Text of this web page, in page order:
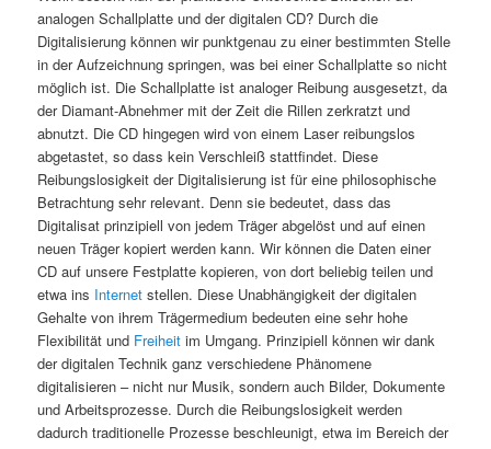
analogen Schallplatte und der digitalen CD? Durch die
Digitalisierung können wir punktgenau zu einer bestimmten Stelle
in der Aufzeichnung springen, was bei einer Schallplatte so nicht
möglich ist. Die Schallplatte ist analoger Reibung ausgesetzt, da
der Diamant-Abnehmer mit der Zeit die Rillen zerkratzt und
abnutzt. Die CD hingegen wird von einem Laser reibungslos
abgetastet, so dass kein Verschleiß stattfindet. Diese
Reibungslosigkeit der Digitalisierung ist für eine philosophische
Betrachtung sehr relevant. Denn sie bedeutet, dass das
Digitalisat prinzipiell von jedem Träger abgelöst und auf einen
neuen Träger kopiert werden kann. Wir können die Daten einer
CD auf unsere Festplatte kopieren, von dort beliebig teilen und
etwa ins Internet stellen. Diese Unabhängigkeit der digitalen
Gehalte von ihrem Trägermedium bedeuten eine sehr hohe
Flexibilität und Freiheit im Umgang. Prinzipiell können wir dank
der digitalen Technik ganz verschiedene Phänomene
digitalisieren – nicht nur Musik, sondern auch Bilder, Dokumente
und Arbeitsprozesse. Durch die Reibungslosigkeit werden
dadurch traditionelle Prozesse beschleunigt, etwa im Bereich der